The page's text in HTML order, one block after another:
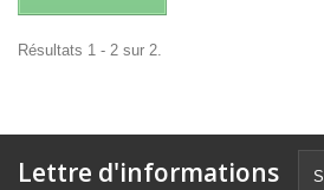
Résultats 1 - 2 sur 2.
Lettre d'informations